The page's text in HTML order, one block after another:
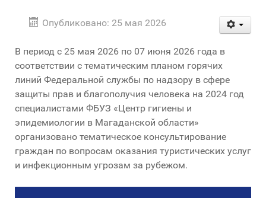
Опубликовано: 25 мая 2026
В период с 25 мая 2026 по 07 июня 2026 года в
соответствии с тематическим планом горячих
линий Федеральной службы по надзору в сфере
защиты прав и благополучия человека на 2024 год
специалистами ФБУЗ «Центр гигиены и
эпидемиологии в Магаданской области»
организовано тематическое консультирование
граждан по вопросам оказания туристических услуг
и инфекционным угрозам за рубежом.